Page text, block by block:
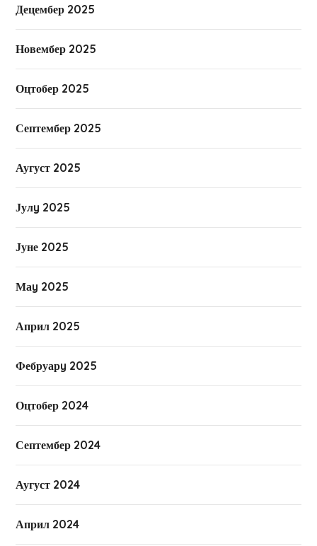
Децембер 2025
Новембер 2025
Оцтобер 2025
Септембер 2025
Аугуст 2025
Јулy 2025
Јуне 2025
Маy 2025
Април 2025
Фебруарy 2025
Оцтобер 2024
Септембер 2024
Аугуст 2024
Април 2024